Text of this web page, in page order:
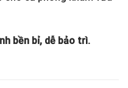
bền bỉ, dễ bảo trì.